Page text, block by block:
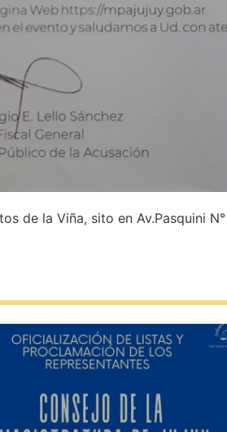
de la Viña, sito en Av.Pasquini